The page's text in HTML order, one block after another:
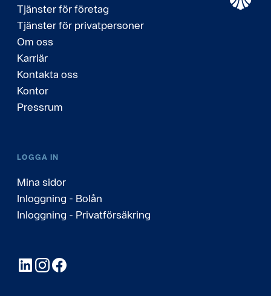
Tjänster för företag
Tjänster för privatpersoner
Om oss
Karriär
Kontakta oss
Kontor
Pressrum
LOGGA IN
Mina sidor
Inloggning - Bolån
Inloggning - Privatförsäkring
LinkedInInstagram